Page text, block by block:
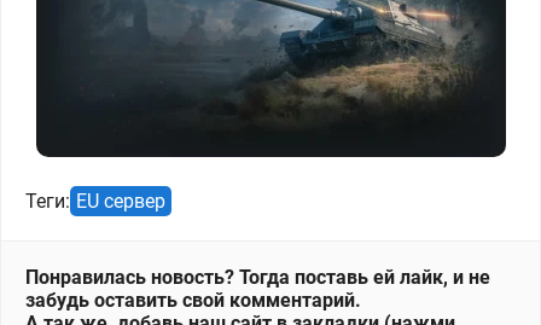
Теги: EU сервер
Понравилась новость? Тогда поставь ей лайк, и не
забудь оставить свой комментарий.